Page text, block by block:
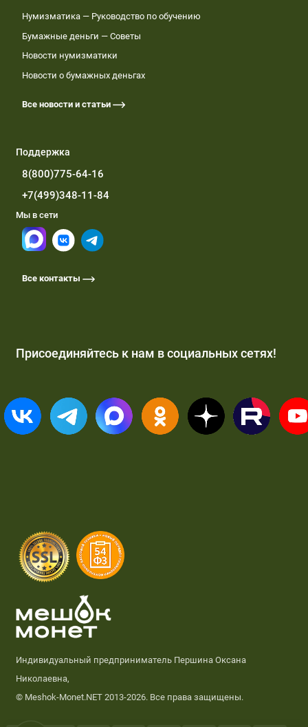
Нумизматика — Руководство по обучению
Бумажные деньги — Советы
Новости нумизматики
Новости о бумажных деньгах
Все новости и статьи
Поддержка
8(800)775-64-16
+7(499)348-11-84
Мы в сети
Все контакты
Присоединяйтесь к нам в социальных сетях!
Индивидуальный предприниматель Першина Оксана
Николаевна,
© Meshok-Monet.NET 2013-2026. Все права защищены.